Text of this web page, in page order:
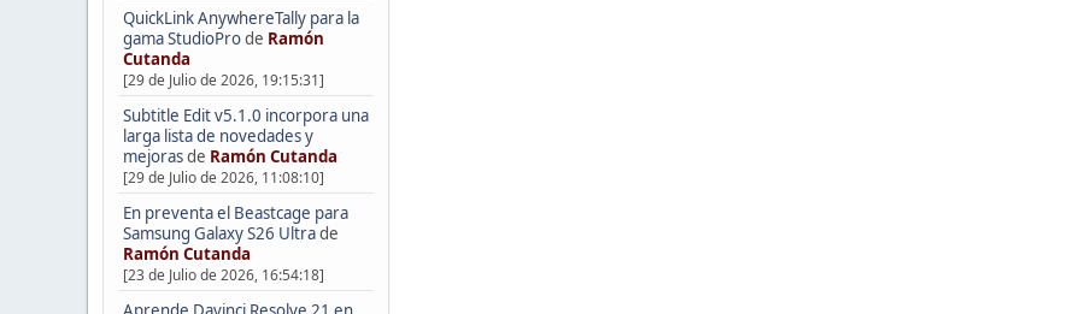
QuickLink AnywhereTally para la
gama StudioProde Ramón
Cutanda
[29 de Julio de 2026, 19:15:31]
Subtitle Edit v5.1.0 incorpora una
larga lista de novedades y
mejorasde Ramón Cutanda
[29 de Julio de 2026, 11:08:10]
En preventa el Beastcage para
Samsung Galaxy S26 Ultrade
Ramón Cutanda
[23 de Julio de 2026, 16:54:18]